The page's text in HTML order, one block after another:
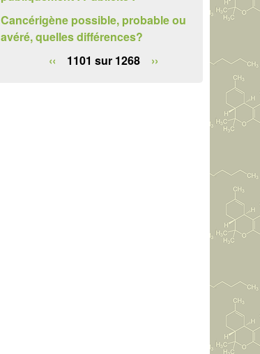
e
Cancérigène possible, probable ou
avéré, quelles différences?
‹‹
1101 sur 1268 ››